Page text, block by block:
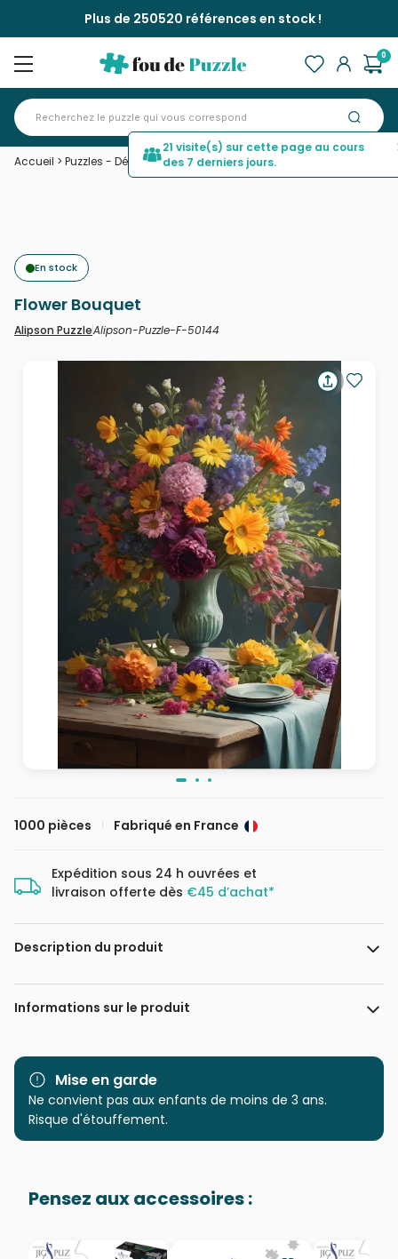
Plus de 250520 références en stock !
0
Accueil > Puzzles - Déco et Objets >Flower Bouquet
En stock
Flower Bouquet
Alipson PuzzleAlipson-Puzzle-F-50144
1000 pièces Fabriqué en France
Expédition sous 24 h ouvrées et
livraison offerte dès €45 d’achat*
Description du produit
123RF
Informations sur le produit
Marque Alipson Puzzle
Catégorie Puzzles - Déco et Objets
Age
Puzzle pour Adultes (500 à
Provenance Fabriqué en France
EAN 3667232501445
Mise en garde
Ne convient pas aux enfants de moins de 3 ans.
Risque d'étouffement.
Pensez aux accessoires :
21 visite(s) sur cette page au cours
des 7 derniers jours.